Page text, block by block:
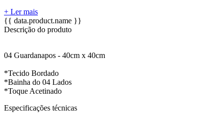
+ Ler mais
{{ data.product.name }}
Descrição do produto
04 Guardanapos - 40cm x 40cm
*Tecido Bordado
*Bainha do 04 Lados
*Toque Acetinado
Especificações técnicas